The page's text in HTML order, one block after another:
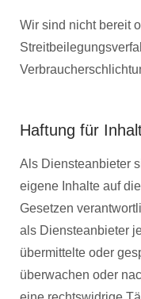
Wir sind nicht bereit
Haftung für
Als Diensteanbieter
eigene Inhalte auf
Gesetzen
als Diensteanbieter
übermittelte oder
überwachen oder